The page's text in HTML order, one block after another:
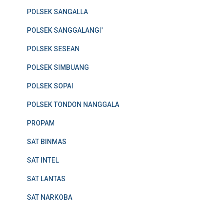
POLSEK SANGALLA
POLSEK SANGGALANGI'
POLSEK SESEAN
POLSEK SIMBUANG
POLSEK SOPAI
POLSEK TONDON NANGGALA
PROPAM
SAT BINMAS
SAT INTEL
SAT LANTAS
SAT NARKOBA